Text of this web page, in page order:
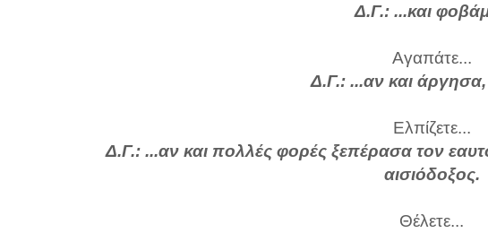
Δ.Γ.: ...και
Αγαπάτε...
Δ.Γ.: ...αν και
Ελπίζετε...
Δ.Γ.: ...αν και πολλές φορές ξεπέρασα τον
αισιόδοξος.
Θέλετε...